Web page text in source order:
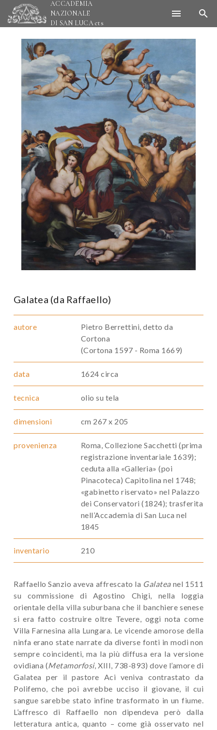
ACCADEMIA
NAZIONALE
DI SAN LUCAets
Galatea (da Raffaello)
autore
Pietro Berrettini, detto da
Cortona
(Cortona 1597 - Roma 1669)
data 1624 circa
tecnica olio su tela
dimensioni cm 267 x 205
provenienza
Roma, Collezione Sacchetti (prima
registrazione inventariale 1639);
ceduta alla «Galleria» (poi
Pinacoteca) Capitolina nel 1748;
«gabinetto riservato» nel Palazzo
dei Conservatori (1824); trasferita
nell’Accademia di San Luca nel
1845
inventario 210
Raffaello Sanzio aveva affrescato la Galateanel 1511
su commissione di Agostino Chigi, nella loggia
orientale della villa suburbana che il banchiere senese
si era fatto costruire oltre Tevere, oggi nota come
Villa Farnesina alla Lungara. Le vicende amorose della
ninfa erano state narrate da diverse fonti in modi non
sempre coincidenti, ma la più diffusa era la versione
ovidiana (Metamorfosi, XIII, 738-893) dove l’amore di
Galatea per il pastore Aci veniva contrastato da
Polifemo, che poi avrebbe ucciso il giovane, il cui
sangue sarebbe stato infine trasformato in un fiume.
L’affresco di Raffaello non dipendeva però dalla
letteratura antica, quanto – come già osservato nel